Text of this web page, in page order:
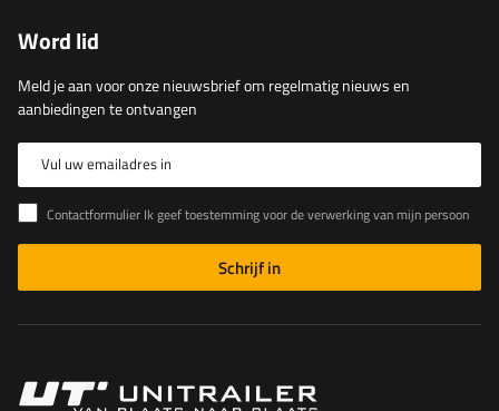
Word lid
Meld je aan voor onze nieuwsbrief om regelmatig nieuws en
aanbiedingen te ontvangen
Vul uw emailadres in
Contactformulier Ik geef toestemming voor de verwerking van mijn persoonlijke gegevens in het contactformulier in overeenstemming met de Verordening van het Europees Parlement en de Raad (EU)
Schrijf in